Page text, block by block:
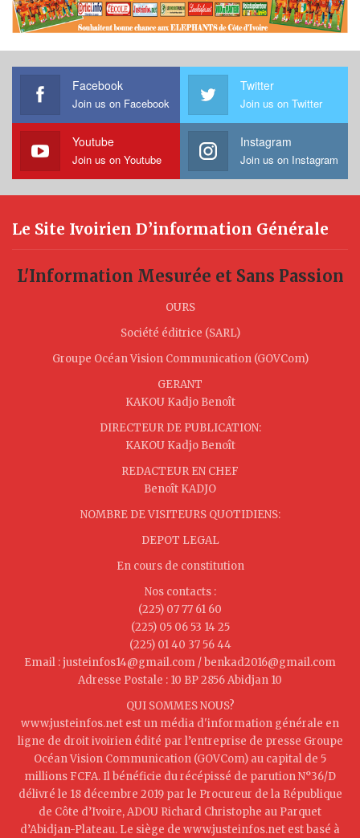
Facebook
Join us on Facebook
Twitter
Join us on Twitter
Youtube
Join us on Youtube
Instagram
Join us on Instagram
Le Site Ivoirien D’information Générale
L'Information Mesurée et Sans Passion
OURS
Société éditrice (SARL)
Groupe Océan Vision Communication (GOVCom)
GERANT
KAKOU Kadjo Benoît
DIRECTEUR DE PUBLICATION:
KAKOU Kadjo Benoît
REDACTEUR EN CHEF
Benoît KADJO
NOMBRE DE VISITEURS QUOTIDIENS:
DEPOT LEGAL
En cours de constitution
Nos contacts :
(225) 07 77 61 60
(225) 05 06 53 14 25
(225) 01 40 37 56 44
Email : justeinfos14@gmail.com / benkad2016@gmail.com
Adresse Postale : 10 BP 2856 Abidjan 10
QUI SOMMES NOUS?
www.justeinfos.net est un média d'information générale en
ligne de droit ivoirien édité par l’entreprise de presse Groupe
Océan Vision Communication (GOVCom) au capital de 5
millions FCFA. Il bénéficie du récépissé de parution N°36/D
délivré le 18 décembre 2019 par le Procureur de la République
de Côte d’Ivoire, ADOU Richard Christophe au Parquet
d’Abidjan-Plateau. Le siège de www.justeinfos.net est basé à